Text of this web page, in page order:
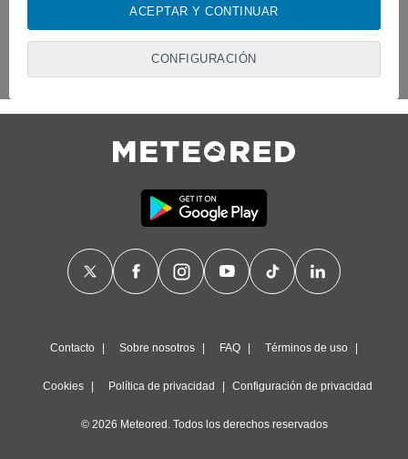
almacenar, acceder y procesar datos personales como su
identificadores de cookies. Es posible que algunos
proveedores traten tus datos personales en virtud de un
interés legítimo, algo a lo que puedes oponerte. Para ello,
datos en cualquier momento haciendo clic en"Configurar"o
Nosotros y nuestros socios hacemos el siguiente
Almacenar la información en un dispositivo y/o acceder a
ella, uso de datos limitados para seleccionar anuncios
perfiles para seleccionar la publicidad personalizada, crear un
perfil para personalizar el contenido, uso de perfiles para la
selección de contenido personalizado, medir el rendimiento
la combinación de datos procedentes de diferentes fuentes,
con el objetivo de seleccionar el contenido.
mediante análisis de dispositivos, publicidad y contenido
ACEPTAR Y CONTINUAR
CONFIGURACIÓN
Síguenos
Contacto Sobre nosotros FAQ Términos de uso
Cookies Política de privacidad Configuración de privacidad
© 2026 Meteored. Todos los derechos reservados